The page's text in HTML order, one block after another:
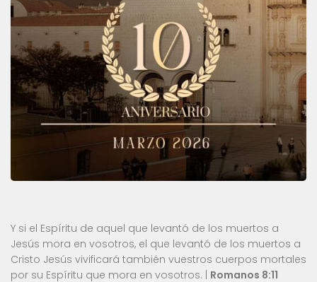
Y si el Espíritu de aquel que levantó de los muertos a
Jesús mora en vosotros, el que levantó de los muertos a
Cristo Jesús vivificará también vuestros cuerpos mortales
por su Espíritu que mora en vosotros. | Romanos 8:11